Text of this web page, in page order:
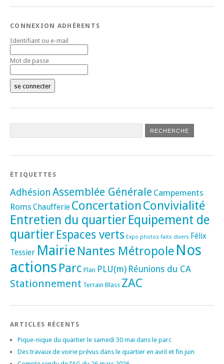
CONNEXION ADHÉRENTS
Identifiant ou e-mail
Mot de passe
ÉTIQUETTES
Adhésion Assemblée Générale Campements
Roms Chaufferie ConcertationConvivialité
Entretien du quartierEquipement de
quartierEspaces verts Expo photos Faits divers Félix
Tessier Mairie Nantes Métropole Nos
actions Parc Plan PLU(m) Réunions du CA
Stationnement Terrain Blass ZAC
ARTICLES RÉCENTS
Pique-nique du quartier le samedi 30 mai dans le parc
Des travaux de voirie prévus dans le quartier en avril et fin juin